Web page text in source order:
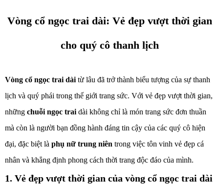
Vòng cổ ngọc trai dài: Vẻ đẹp vượt thời gian
cho quý cô thanh lịch
Vòng cổ ngọc trai dài từ lâu đã trở thành biểu tượng của sự thanh
lịch và quý phái trong thế giới trang sức. Với vẻ đẹp vượt thời gian,
những chuỗi ngọc trai dài không chỉ là món trang sức đơn thuần
mà còn là người bạn đồng hành đáng tin cậy của các quý cô hiện
đại, đặc biệt là phụ nữ trung niên trong việc tôn vinh vẻ đẹp cá
nhân và khẳng định phong cách thời trang độc đáo của mình.
1. Vẻ đẹp vượt thời gian của vòng cổ ngọc trai dài